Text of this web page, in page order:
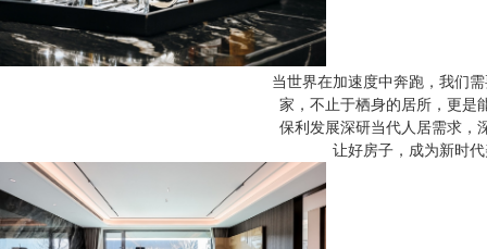
当世界在加速度中奔跑，我们
家，不止于栖身的居所，更是
保利发展深研当代人居需求，
让好房子，成为新时